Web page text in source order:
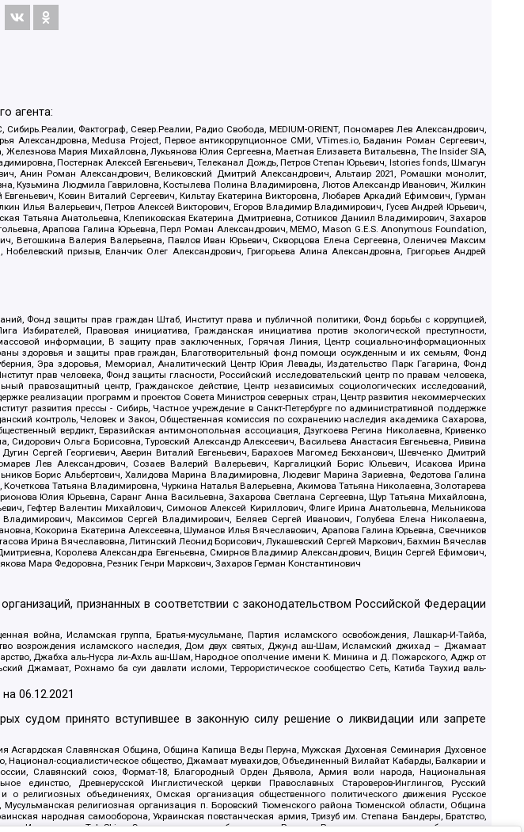
агента:
Фактограф, Север.Реалии, Радио Свобода, MEDIUM-ORIENT, Пономарев Лев Александрович,
Александровна, Medusa Project, Первое антикоррупционное СМИ, VTimes.io, Баданин Роман Сергеевич,
Мария Михайловна, Лукьянова Юлия Сергеевна, Маетная Елизавета Витальевна, The Insider SIA,
Постернак Алексей Евгеньевич, Телеканал Дождь, Петров Степан Юрьевич, Istories fonds, Шмагун
Анин Роман Александрович, Великовский Дмитрий Александрович, Альтаир 2021, Ромашки монолит,
Кузьмина Людмила Гавриловна, Костылева Полина Владимировна, Лютов Александр Иванович, Жилкин
Ковин Виталий Сергеевич, Кильтау Екатерина Викторовна, Любарев Аркадий Ефимович, Гурман
Илья Валерьевич, Петров Алексей Викторович, Егоров Владимир Владимирович, Гусев Андрей Юрьевич,
Татьяна Анатольевна, Клепиковская Екатерина Дмитриевна, Сотников Даниил Владимирович, Захаров
Арапова Галина Юрьевна, Перл Роман Александрович, МЕМО, Mason G.E.S. Anonymous Foundation,
Валерия Валерьевна, Павлов Иван Юрьевич, Скворцова Елена Сергеевна, Оленичев Максим
призыв, Еланчик Олег Александрович, Григорьева Алина Александровна, Григорьев Андрей
Фонд защиты прав граждан Штаб, Институт права и публичной политики, Фонд борьбы с коррупцией,
Правовая инициатива, Гражданская инициатива против экологической преступности,
информации, В защиту прав заключенных, Горячая Линия, Центр социально-информационных
здоровья и защиты прав граждан, Благотворительный фонд помощи осужденным и их семьям, Фонд
Эра здоровья, Мемориал, Аналитический Центр Юрия Левады, Издательство Парк Гагарина, Фонд
прав человека, Фонд защиты гласности, Российский исследовательский центр по правам человека,
правозащитный центр, Гражданское действие, Центр независимых социологических исследований,
реализации программ и проектов Совета Министров северных стран, Центр развития некоммерческих
развития прессы - Сибирь, Частное учреждение в Санкт-Петербурге по административной поддержке
контроль, Человек и Закон, Общественная комиссия по сохранению наследия академика Сахарова,
вердикт, Евразийская антимонопольная ассоциация, Дзугкоева Регина Николаевна, Кривенко
Ольга Борисовна, Туровский Александр Алексеевич, Васильева Анастасия Евгеньевна, Ривина
Сергей Георгиевич, Аверин Виталий Евгеньевич, Барахоев Магомед Бекханович, Шевченко Дмитрий
Лев Александрович, Созаев Валерий Валерьевич, Каргалицкий Борис Юльевич, Исакова Ирина
Борис Альбертович, Халидова Марина Владимировна, Людевиг Марина Зариевна, Федотова Галина
Татьяна Владимировна, Чуркина Наталья Валерьевна, Акимова Татьяна Николаевна, Золотарева
Юлия Юрьевна, Саранг Анна Васильевна, Захарова Светлана Сергеевна, Щур Татьяна Михайловна,
Гефтер Валентин Михайлович, Симонов Алексей Кириллович, Флиге Ирина Анатольевна, Мельникова
Максимов Сергей Владимирович, Беляев Сергей Иванович, Голубева Елена Николаевна,
Кокорина Екатерина Алексеевна, Шуманов Илья Вячеславович, Арапова Галина Юрьевна, Свечников
Ирина Вячеславовна, Литинский Леонид Борисович, Лукашевский Сергей Маркович, Бахмин Вячеслав
Королева Александра Евгеньевна, Смирнов Владимир Александрович, Вицин Сергей Ефимович,
Мара Федоровна, Резник Генри Маркович, Захаров Герман Константинович
признанных в соответствии с законодательством Российской Федерации
война, Исламская группа, Братья-мусульмане, Партия исламского освобождения, Лашкар-И-Тайба,
возрождения исламского наследия, Дом двух святых, Джунд аш-Шам, Исламский джихад – Джамаат
Джабха аль-Нусра ли-Ахль аш-Шам, Народное ополчение имени К. Минина и Д. Пожарского, Аджр от
Джамаат, Рохнамо ба суи давлати исломи, Террористическое сообщество Сеть, Катиба Таухид валь-
на06.12.2021
судом принято вступившее в законную силу решение о ликвидации или запрете
Асгардская Славянская Община, Община Капища Веды Перуна, Мужская Духовная Семинария Духовное
Национал-социалистическое общество, Джамаат мувахидов, Объединенный Вилайат Кабарды, Балкарии и
Славянский союз, Формат-18, Благородный Орден Дьявола, Армия воли народа, Национальная
единство, Древнерусской Инглистической церкви Православных Староверов-Инглингов, Русский
объединениях, Омская организация общественного политического движения Русское
религиозная организация п. Боровский Тюменского района Тюменской области, Община
народная самооборона, Украинская повстанческая армия, Тризуб им. Степана Бандеры, Братство,
Инициатива, TulaSkins, Этнополитическое объединение Русские, Русское национальное объединение